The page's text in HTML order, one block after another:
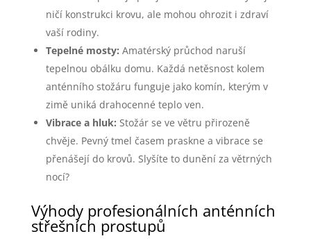
ničí konstrukci krovu, ale mohou ohrozit i zdraví
vaší rodiny.
Tepelné mosty: Amatérský průchod naruší
tepelnou obálku domu. Každá netěsnost kolem
anténního stožáru funguje jako komín, kterým v
zimě uniká drahocenné teplo ven.
Vibrace a hluk: Stožár se ve větru přirozeně
chvěje. Pevný tmel časem praskne a vibrace se
přenášejí do krovů. Slyšíte to dunění za větrných
nocí?
Výhody profesionálních anténních
střešních prostupů